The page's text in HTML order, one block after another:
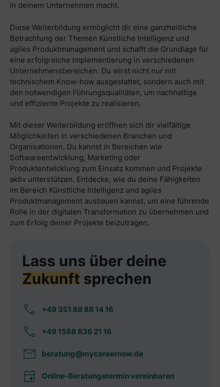
in deinem Unternehmen macht.
Diese Weiterbildung ermöglicht dir eine ganzheitliche
Betrachtung der Themen Künstliche Intelligenz und
agiles Produktmanagement und schafft die Grundlage für
eine erfolgreiche Implementierung in verschiedenen
Unternehmensbereichen. Du wirst nicht nur mit
technischem Know-how ausgestattet, sondern auch mit
den notwendigen Führungsqualitäten, um nachhaltige
und effiziente Projekte zu realisieren.
Mit dieser Weiterbildung eröffnen sich dir vielfältige
Möglichkeiten in verschiedenen Branchen und
Organisationen. Du kannst in Bereichen wie
Softwareentwicklung, Marketing oder
Produktentwicklung zum Einsatz kommen und Projekte
aktiv unterstützen. Entdecke, wie du deine Fähigkeiten
im Bereich Künstliche Intelligenz und agiles
Produktmanagement ausbauen kannst, um eine führende
Rolle in der digitalen Transformation zu übernehmen und
zum Erfolg deiner Projekte beizutragen.
Lass uns über deine
Zukunft sprechen
+49 351 89 88 14 16
+49 1588 836 21 16
beratung@mycareernow.de
Online-Beratungstermin vereinbaren